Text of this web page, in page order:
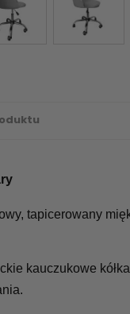
tapicerowany
kauczukowe